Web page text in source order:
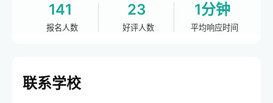
141
报名人数
23
好评人数
1分钟
平均响应时间
联系学校